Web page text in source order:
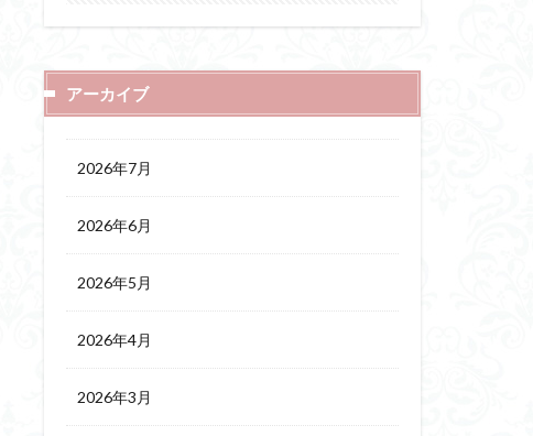
アーカイブ
2026年7月
2026年6月
2026年5月
2026年4月
2026年3月